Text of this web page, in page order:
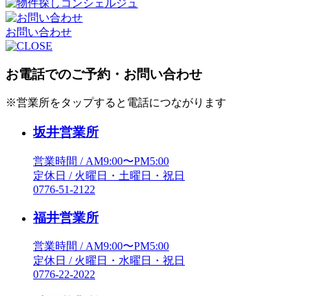
お問い合わせ
お電話でのご予約・お問い合わせ
※営業所をタップすると電話につながります
坂井営業所
営業時間 / AM9:00〜PM5:00
定休日 / 火曜日・土曜日・祝日
0776-51-2122
福井営業所
営業時間 / AM9:00〜PM5:00
定休日 / 火曜日・水曜日・祝日
0776-22-2022